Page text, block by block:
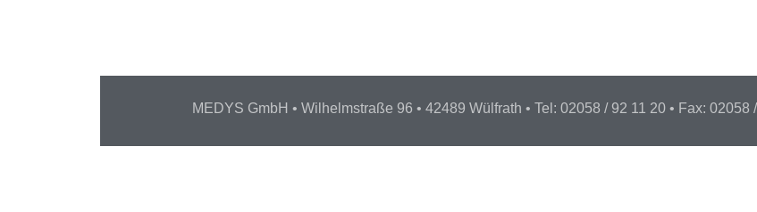
MEDYS GmbH • Wilhelmstraße 96 • 42489 Wülfrath • Tel: 02058 / 92 11 20 • Fax: